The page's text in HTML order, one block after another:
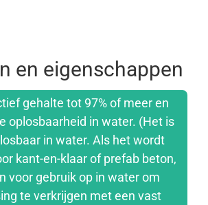
en eigenschappen
gehalte tot 97% of meer en
oplosbaarheid in water. (Het is
in water. Als het wordt
kant-en-klaar of prefab beton,
voor gebruik op in water om
te verkrijgen met een vast